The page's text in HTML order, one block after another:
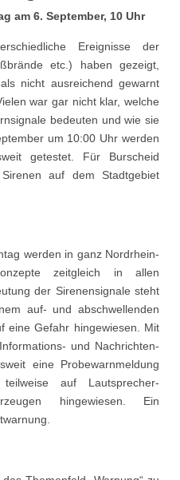
am 6. September, 10 Uhr
Ereignisse der
etc.) haben gezeigt,
nicht ausreichend gewarnt
war gar nicht klar, welche
bedeuten und wie sie
um 10:00 Uhr werden
getestet. Für Burscheid
auf dem Stadtgebiet
werden in ganz Nordrhein-
zeitgleich in allen
der Sirenensignale steht
auf- und abschwellenden
eine Gefahr hingewiesen. Mit
und Nachrichten-
eine Probewarnmeldung
auf Lautsprecher-
hingewiesen. Ein